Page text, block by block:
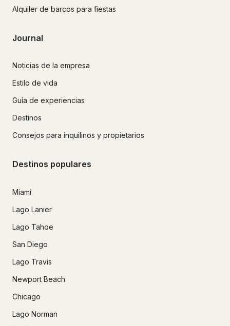
Alquiler de barcos para fiestas
Journal
Noticias de la empresa
Estilo de vida
Guía de experiencias
Destinos
Consejos para inquilinos y propietarios
Destinos populares
Miami
Lago Lanier
Lago Tahoe
San Diego
Lago Travis
Newport Beach
Chicago
Lago Norman